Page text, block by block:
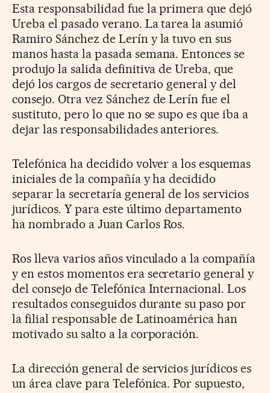
Esta responsabilidad fue la primera que dejó
Ureba el pasado verano. La tarea la asumió
Ramiro Sánchez de Lerín y la tuvo en sus
manos hasta la pasada semana. Entonces se
produjo la salida definitiva de Ureba, que
dejó los cargos de secretario general y del
consejo. Otra vez Sánchez de Lerín fue el
sustituto, pero lo que no se supo es que iba a
dejar las responsabilidades anteriores.
Telefónica ha decidido volver a los esquemas
iniciales de la compañía y ha decidido
separar la secretaría general de los servicios
jurídicos. Y para este último departamento
ha nombrado a Juan Carlos Ros.
Ros lleva varios años vinculado a la compañía
y en estos momentos era secretario general y
del consejo de Telefónica Internacional. Los
resultados conseguidos durante su paso por
la filial responsable de Latinoamérica han
motivado su salto a la corporación.
La dirección general de servicios jurídicos es
un área clave para Telefónica. Por supuesto,